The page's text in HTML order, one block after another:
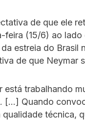
de que ele
feira (15/6) ao
estreia do Brasil
de que Neymar
está trabalhando
[…] Quando
qualidade técnica,